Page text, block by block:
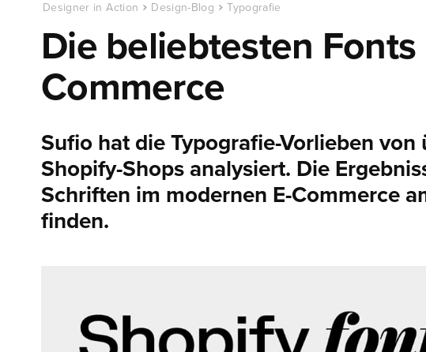
Designer in Action Design-Blog Typografie
Die beliebtesten Fonts
Commerce
Sufio hat die Typografie-Vorlieben
Shopify-Shops analysiert. Die
Schriften im modernen E-Commerce
finden.